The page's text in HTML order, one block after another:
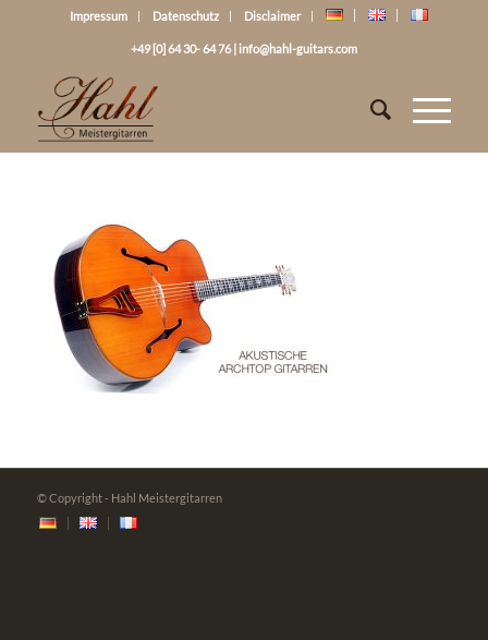
Impressum Datenschutz Disclaimer
+49 [0] 64 30- 64 76|info@hahl-guitars.com
© Copyright - Hahl Meistergitarren